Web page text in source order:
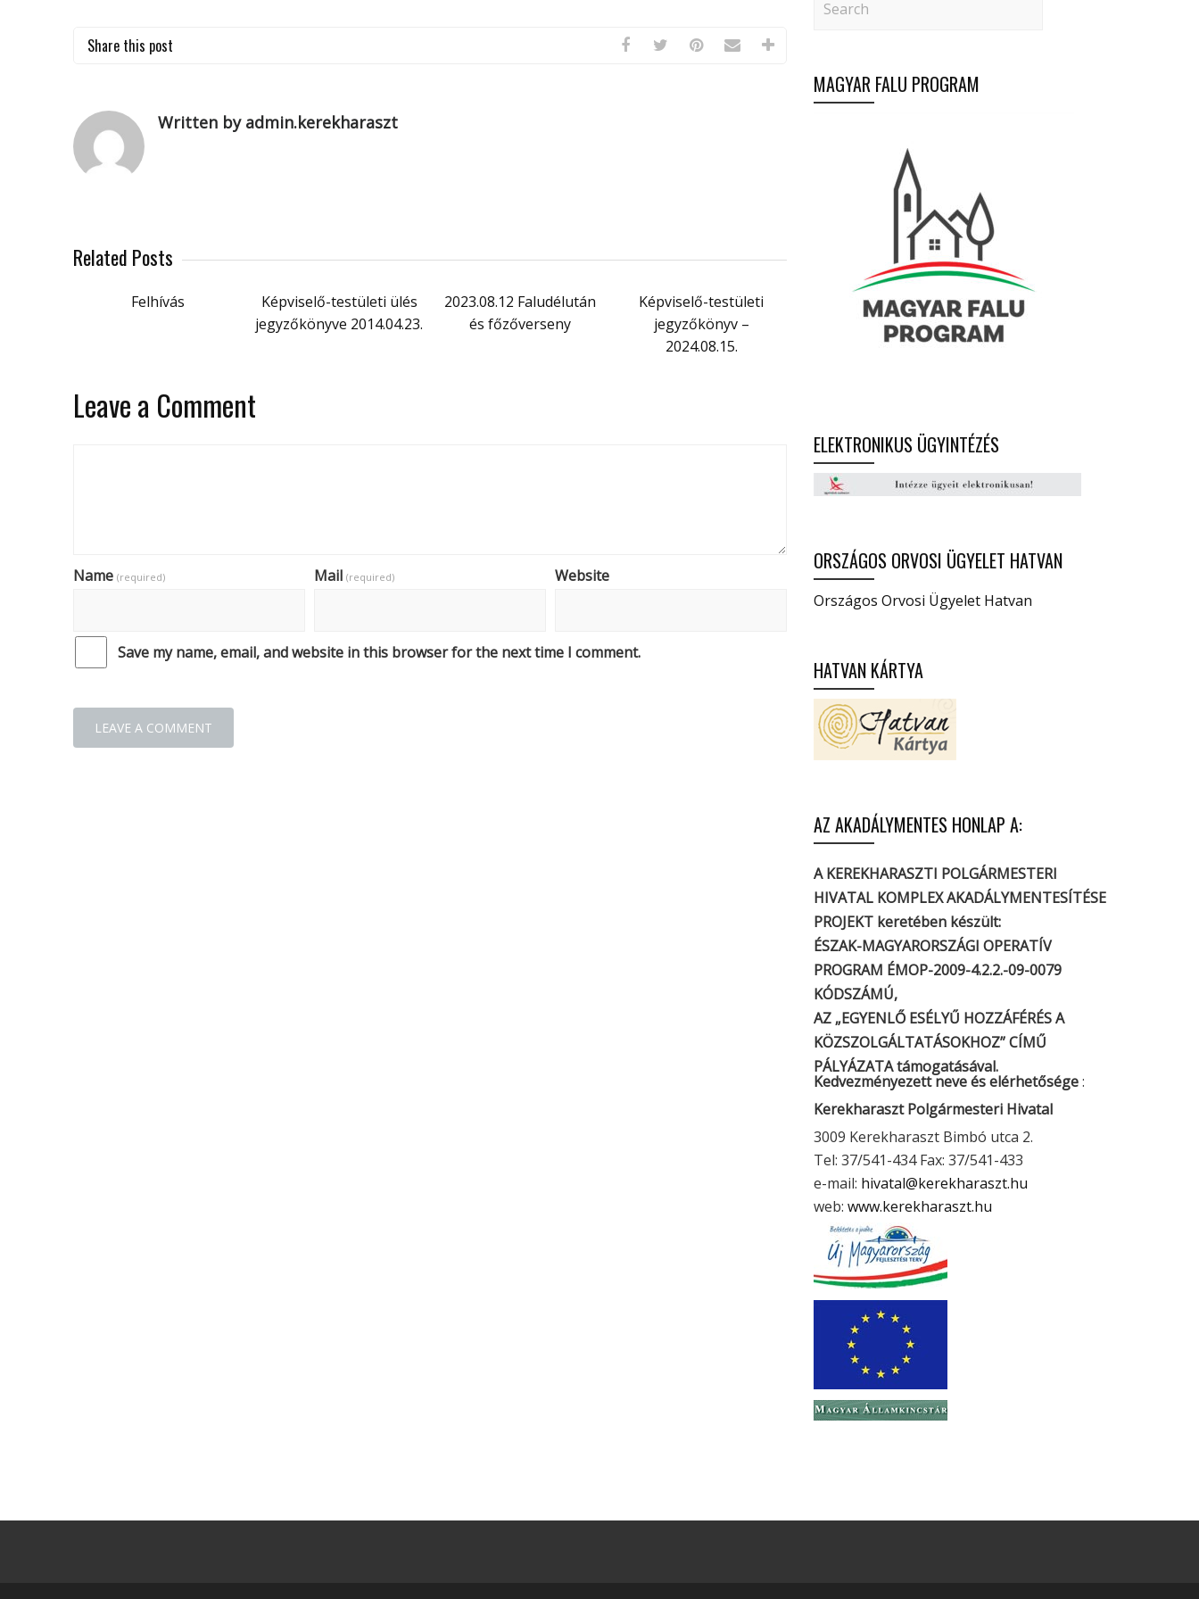
Share this post
Written by admin.kerekharaszt
Related Posts
Felhívás
Képviselő-testületi ülés
jegyzőkönyve 2014.04.23.
2023.08.12 Faludélután
és főzőverseny
Képviselő-testületi
jegyzőkönyv –
2024.08.15.
Leave a Comment
Name (required) Mail (required) Website
Save my name, email, and website in this browser for the next time I comment.
MAGYAR FALU PROGRAM
ELEKTRONIKUS ÜGYINTÉZÉS
ORSZÁGOS ORVOSI ÜGYELET HATVAN
Országos Orvosi Ügyelet Hatvan
HATVAN KÁRTYA
AZ AKADÁLYMENTES HONLAP A:
A KEREKHARASZTI POLGÁRMESTERI
HIVATAL KOMPLEX AKADÁLYMENTESÍTÉSE
PROJEKT keretében készült:
ÉSZAK-MAGYARORSZÁGI OPERATÍV
PROGRAM ÉMOP-2009-4.2.2.-09-0079
KÓDSZÁMÚ,
AZ „EGYENLŐ ESÉLYŰ HOZZÁFÉRÉS A
KÖZSZOLGÁLTATÁSOKHOZ” CÍMŰ
PÁLYÁZATA támogatásával.
Kedvezményezett neve és elérhetősége:
Kerekharaszt Polgármesteri Hivatal
3009 Kerekharaszt Bimbó utca 2.
Tel: 37/541-434 Fax: 37/541-433
e-mail: hivatal@kerekharaszt.hu
web: www.kerekharaszt.hu